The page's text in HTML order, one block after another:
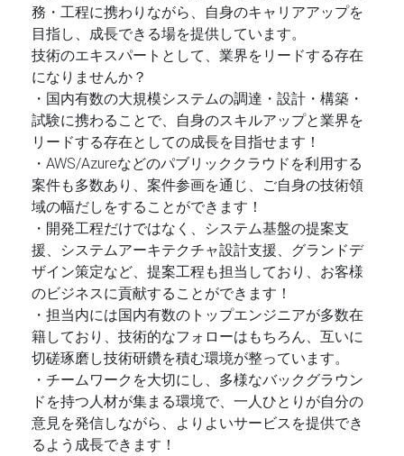
務・工程に携わりながら、自身のキャリアアップを
目指し、成長できる場を提供しています。
技術のエキスパートとして、業界をリードする存在
になりませんか？
・国内有数の大規模システムの調達・設計・構築・
試験に携わることで、自身のスキルアップと業界を
リードする存在としての成長を目指せます！
・AWS/Azureなどのパブリッククラウドを利用する
案件も多数あり、案件参画を通じ、ご自身の技術領
域の幅だしをすることができます！
・開発工程だけではなく、システム基盤の提案支
援、システムアーキテクチャ設計支援、グランドデ
ザイン策定など、提案工程も担当しており、お客様
のビジネスに貢献することができます！
・担当内には国内有数のトップエンジニアが多数在
籍しており、技術的なフォローはもちろん、互いに
切磋琢磨し技術研鑽を積む環境が整っています。
・チームワークを大切にし、多様なバックグラウン
ドを持つ人材が集まる環境で、一人ひとりが自分の
意見を発信しながら、よりよいサービスを提供でき
るよう成長できます！